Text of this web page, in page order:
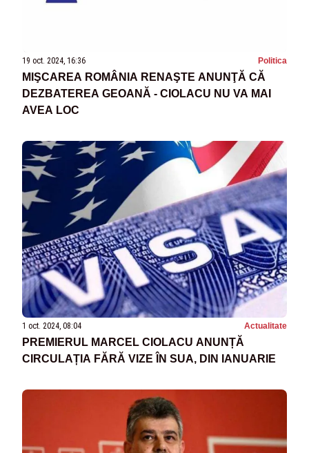
19 oct. 2024, 16:36 Politica
MIŞCAREA ROMÂNIA RENAŞTE ANUNŢĂ CĂ
DEZBATEREA GEOANĂ - CIOLACU NU VA MAI
AVEA LOC
1 oct. 2024, 08:04 Actualitate
PREMIERUL MARCEL CIOLACU ANUNȚĂ
CIRCULAȚIA FĂRĂ VIZE ÎN SUA, DIN IANUARIE